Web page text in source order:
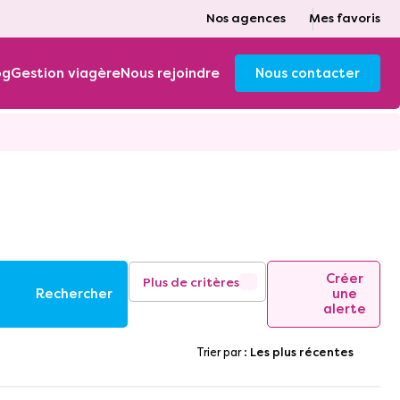
Nos agences Mes favoris
Gestion viagèreNous rejoindre Nous contacter
Rechercher
Plus de critères
Créer
une
alerte
Trier par : Les plus récentes